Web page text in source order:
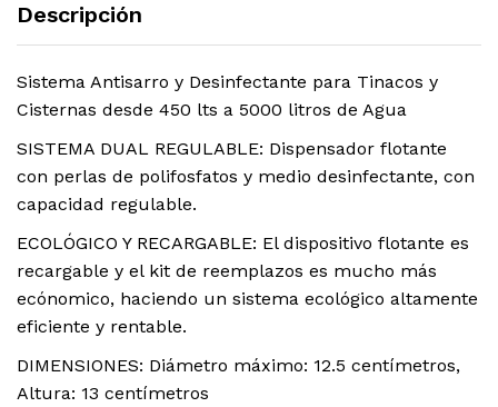
Descripción
Sistema Antisarro y Desinfectante para Tinacos y
Cisternas desde 450 lts a 5000 litros de Agua
SISTEMA DUAL REGULABLE: Dispensador flotante
con perlas de polifosfatos y medio desinfectante, con
capacidad regulable.
ECOLÓGICO Y RECARGABLE: El dispositivo flotante es
recargable y el kit de reemplazos es mucho más
ecónomico, haciendo un sistema ecológico altamente
eficiente y rentable.
DIMENSIONES: Diámetro máximo: 12.5 centímetros,
Altura: 13 centímetros